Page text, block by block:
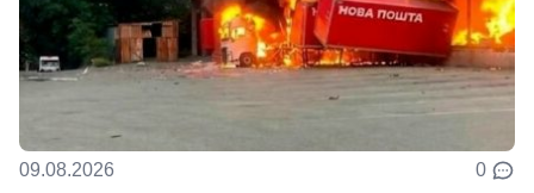
09.08.2026 0